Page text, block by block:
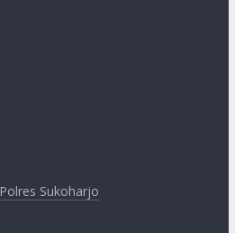
Polres Sukoharjo